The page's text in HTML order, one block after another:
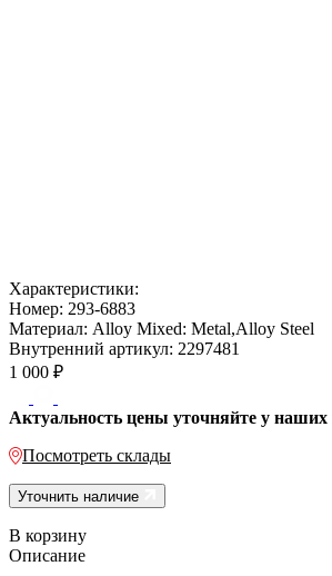
Характеристики:
Номер: 293-6883
Материал: Alloy Mixed: Metal,Alloy Steel
Внутренний артикул: 2297481
1 000 ₽
Актуальность цены уточняйте у
Посмотреть склады
Уточнить наличие
В корзину
Описание